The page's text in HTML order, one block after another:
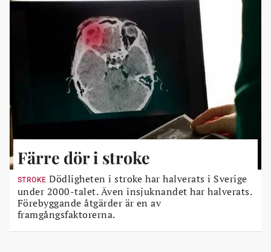
Färre dör i stroke
STROKE Dödligheten i stroke har halverats i Sverige
under 2000-talet. Även insjuknandet har halverats.
Förebyggande åtgärder är en av
framgångsfaktorerna.